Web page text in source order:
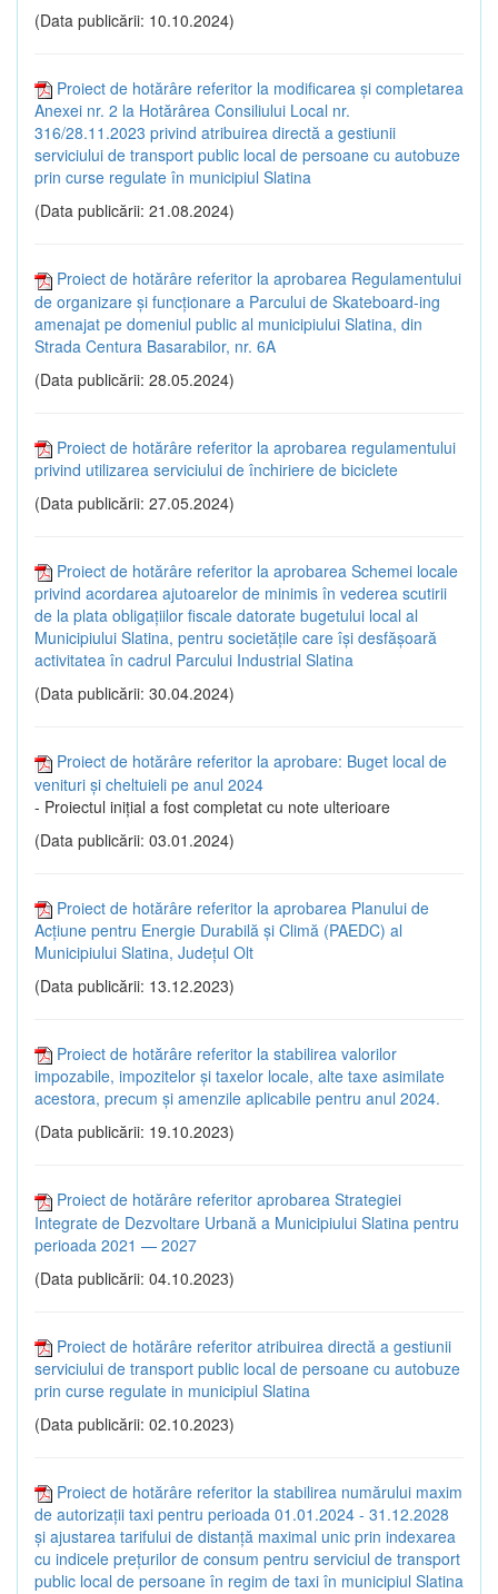
(Data publicării: 10.10.2024)
Proiect de hotărâre referitor la modificarea și completarea
Anexei nr. 2 la Hotărârea Consiliului Local nr.
316/28.11.2023 privind atribuirea directă a gestiunii
serviciului de transport public local de persoane cu autobuze
prin curse regulate în municipiul Slatina
(Data publicării: 21.08.2024)
Proiect de hotărâre referitor la aprobarea Regulamentului
de organizare și funcționare a Parcului de Skateboard-ing
amenajat pe domeniul public al municipiului Slatina, din
Strada Centura Basarabilor, nr. 6A
(Data publicării: 28.05.2024)
Proiect de hotărâre referitor la aprobarea regulamentului
privind utilizarea serviciului de închiriere de biciclete
(Data publicării: 27.05.2024)
Proiect de hotărâre referitor la aprobarea Schemei locale
privind acordarea ajutoarelor de minimis în vederea scutirii
de la plata obligațiilor fiscale datorate bugetului local al
Municipiului Slatina, pentru societățile care își desfășoară
activitatea în cadrul Parcului Industrial Slatina
(Data publicării: 30.04.2024)
Proiect de hotărâre referitor la aprobare: Buget local de
venituri și cheltuieli pe anul 2024
- Proiectul inițial a fost completat cu note ulterioare
(Data publicării: 03.01.2024)
Proiect de hotărâre referitor la aprobarea Planului de
Acțiune pentru Energie Durabilă și Climă (PAEDC) al
Municipiului Slatina, Județul Olt
(Data publicării: 13.12.2023)
Proiect de hotărâre referitor la stabilirea valorilor
impozabile, impozitelor şi taxelor locale, alte taxe asimilate
acestora, precum şi amenzile aplicabile pentru anul 2024.
(Data publicării: 19.10.2023)
Proiect de hotărâre referitor aprobarea Strategiei
Integrate de Dezvoltare Urbană a Municipiului Slatina pentru
perioada 2021 — 2027
(Data publicării: 04.10.2023)
Proiect de hotărâre referitor atribuirea directă a gestiunii
serviciului de transport public local de persoane cu autobuze
prin curse regulate in municipiul Slatina
(Data publicării: 02.10.2023)
Proiect de hotărâre referitor la stabilirea numărului maxim
de autorizații taxi pentru perioada 01.01.2024 - 31.12.2028
și ajustarea tarifului de distanță maximal unic prin indexarea
cu indicele prețurilor de consum pentru serviciul de transport
public local de persoane în regim de taxi în municipiul Slatina